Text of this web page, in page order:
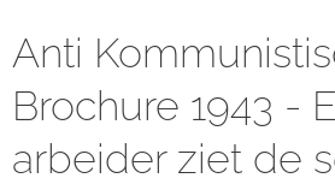
Anti
Brochure 1943 -
arbeider ziet de